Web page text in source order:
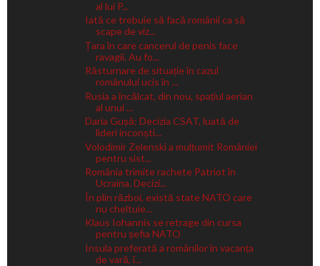
al lui P...
Iată ce trebuie să facă românii ca să
scape de viz...
Țara în care cancerul de penis face
ravagii. Au fo...
Răsturnare de situație în cazul
românului ucis în ...
Rusia a încălcat, din nou, spațiul aerian
al unui ...
Daria Gușă: Decizia CSAT, luată de
lideri inconști...
Volodimir Zelenski a mulțumit României
pentru sist...
România trimite rachete Patriot în
Ucraina. Decizi...
În plin război, există state NATO care
nu cheltuie...
Klaus Iohannis se retrage din cursa
pentru șefia NATO
Insula preferată a românilor în vacanța
de vară, î...